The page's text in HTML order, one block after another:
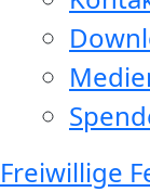
Freiwillige